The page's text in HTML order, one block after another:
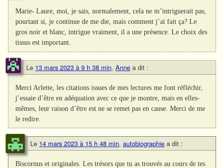
Marie- Laure, moi, je sais, normalement, cela ne m’intriguerait pas,
pourtant si, je continue de me die, mais comment j’ai fait ça? Le
gros noir et blanc, intrigue vraiment, il a une présence. Le choix des
tissus est important.
Le 13 mars 2023 à 9 h 38 min, Anne a dit :
Merci Arlette, les citations issues de mes lectures me font réfléchir,
j’essaie d’être en adéquation avec ce que je montre, mais en elles-
mêmes, leur raison d’être est ne se remet pas en cause. Merci de me
le redire.
Le 14 mars 2023 à 15 h 48 min, autobiographie a dit :
Biscornus et originales. Les trésors que tu as trouvés au cours de tes